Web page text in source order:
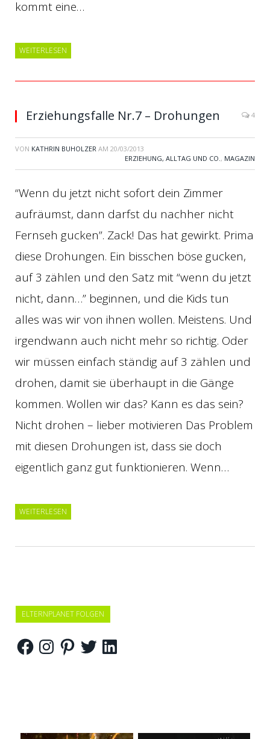
kommt eine…
WEITERLESEN
Erziehungsfalle Nr.7 – Drohungen 4
VON KATHRIN BUHOLZER AM 20/03/2013
ERZIEHUNG, ALLTAG UND CO., MAGAZIN
“Wenn du jetzt nicht sofort dein Zimmer
aufräumst, dann darfst du nachher nicht
Fernseh gucken”. Zack! Das hat gewirkt. Prima
diese Drohungen. Ein bisschen böse gucken,
auf 3 zählen und den Satz mit “wenn du jetzt
nicht, dann…” beginnen, und die Kids tun
alles was wir von ihnen wollen. Meistens. Und
irgendwann auch nicht mehr so richtig. Oder
wir müssen einfach ständig auf 3 zählen und
drohen, damit sie überhaupt in die Gänge
kommen. Wollen wir das? Kann es das sein?
Nicht drohen – lieber motivieren Das Problem
mit diesen Drohungen ist, dass sie doch
eigentlich ganz gut funktionieren. Wenn…
WEITERLESEN
ELTERNPLANET FOLGEN
FacebookInstagramPinterestTwitterLinkedIn